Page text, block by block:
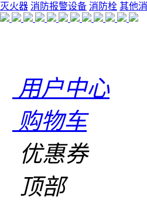
灭火器 消防报警设备 消防栓 其他
用户中心
购物车
优惠券
顶部